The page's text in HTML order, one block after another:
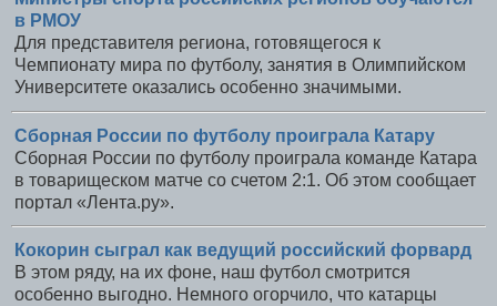
в РМОУ
Для представителя региона, готовящегося к
Чемпионату мира по футболу, занятия в Олимпийском
Университете оказались особенно значимыми.
Сборная России по футболу проиграла Катару
Сборная России по футболу проиграла команде Катара
в товарищеском матче со счетом 2:1. Об этом сообщает
портал «Лента.ру».
Кокорин сыграл как ведущий российский форвард
В этом ряду, на их фоне, наш футбол смотрится
особенно выгодно. Немного огорчило, что катарцы